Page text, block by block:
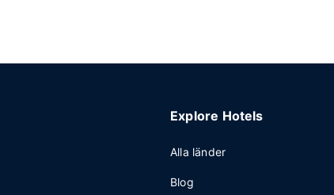
Explore Hotels
Alla länder
Blog